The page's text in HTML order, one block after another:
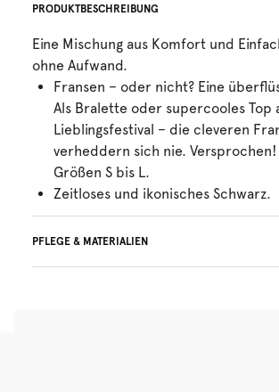
PRODUKTBESCHREIBUNG
Eine Mischung aus Komfort und
ohne Aufwand.
Fransen – oder nicht? Eine
Als Bralette oder supercooles Top
Lieblingsfestival – die cleveren
verheddern sich nie.
Größen S bis L.
Zeitloses und ikonisches Schwarz.
PFLEGE & MATERIALIEN